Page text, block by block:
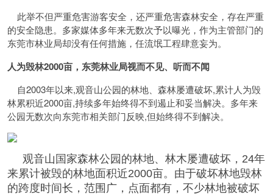
此举不但严重危害游客安全，还严重危害森林安全，存在严重
的安全隐患。多家媒体多年来无数次予以曝光，作为主管部门的
东莞市林业局却没有任何措施，任流氓工程肆意妄为。
人为毁林2000亩，东莞林业局视而不见、听而不闻
自2003年以来,观音山公园的林地、森林屡遭破坏,累计人为毁
林累积近2000亩,持续多年始终得不到遏止和妥当解决。多年来
公园无数次向东莞市相关部门反映,但始终得不到解决。
观音山国家森林公园的林地、林木屡遭破坏，24年
来累计被毁的林地面积近2000亩。由于破坏林地毁林
的跨度时间长，范围广，点面都有，不少林地被破坏